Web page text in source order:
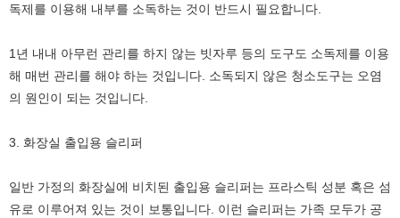
독제를 이용해 내부를 소독하는 것이 반드시 필요합니다.
1년 내내 아무런 관리를 하지 않는 빗자루 등의 도구도 소독제를 이용
해 매번 관리를 해야 하는 것입니다. 소독되지 않은 청소도구는 오염
의 원인이 되는 것입니다.
3. 화장실 출입용 슬리퍼
일반 가정의 화장실에 비치된 출입용 슬리퍼는 프라스틱 성분 혹은 섬
유로 이루어져 있는 것이 보통입니다. 이런 슬리퍼는 가족 모두가 공